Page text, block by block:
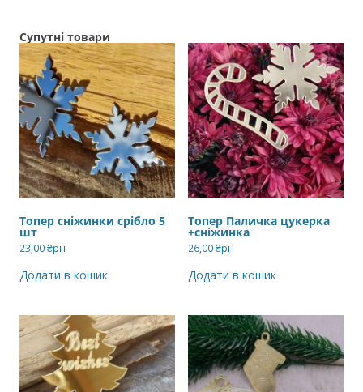
Супутні товари
Топер сніжинки срібло 5
шт
23,00₴рн
Додати в кошик
Топер Паличка цукерка
+сніжинка
26,00₴рн
Додати в кошик